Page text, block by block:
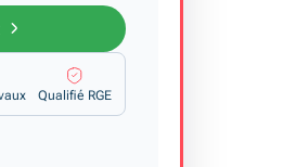
Qualifié RGE